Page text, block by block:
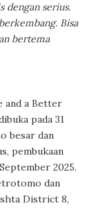
dengan serius.
Bisa
bertema
and a Better
pada 31
besar dan
pembukaan
2025.
dan
District 8,